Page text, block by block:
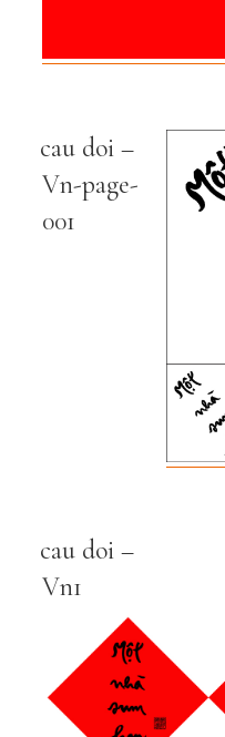
cau doi –
Vn-page-
001
cau doi –
Vn1